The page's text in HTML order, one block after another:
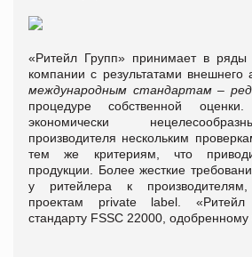
«Ритейл Групп» принимает в ряды
компании с результатами внешнего
международным стандартам –
процедуре собственной
экономически
производителя нескольким
тем же критериям, что
продукции. Более жесткие
у ритейлера к
проектам private label. «Ритейл
стандарту FSSC 22000, одобренному